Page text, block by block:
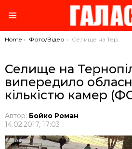
You are here:
Home Фото/Відео Селище на Тернопільщині випередило обласний центр за кількістю камер (ФОТО)
Селище на
випередило
кількістю камер
Автор: Бойко Роман
14.02.2017, 17:03